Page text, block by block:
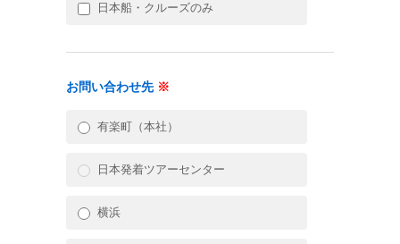
日本船・クルーズのみ
お問い合わせ先 ※
有楽町（本社）
日本発着ツアーセンター
横浜